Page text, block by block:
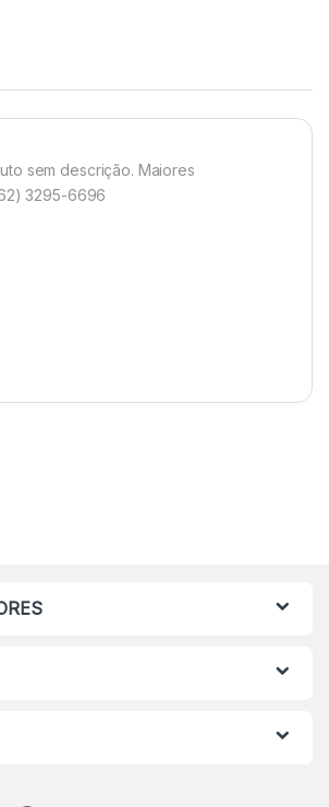
sem descrição. Maiores
3295-6696